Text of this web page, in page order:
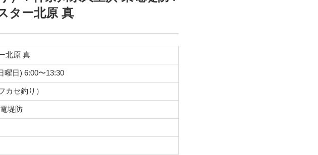
ター北原 真
北原 真
曜日) 6:00〜13:30
カセ釣り）
堤防